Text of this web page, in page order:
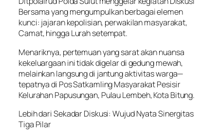
Bersama yang mengumpulkan berbagai elemen
kunci: jajaran kepolisian, perwakilan masyarakat,
Camat, hingga Lurah setempat.
Menariknya, pertemuan yang sarat akan nuansa
kekeluargaan ini tidak digelar di gedung mewah,
melainkan langsung di jantung aktivitas warga—
tepatnya di Pos Satkamling Masyarakat Pesisir
Kelurahan Papusungan, Pulau Lembeh, Kota Bitung.
Lebih dari Sekadar Diskusi: Wujud Nyata Sinergitas
Tiga Pilar